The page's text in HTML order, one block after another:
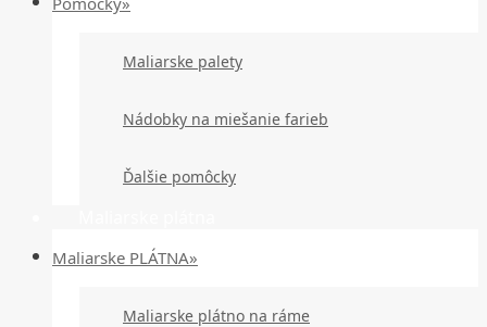
Maliarske palety
Nádobky na miešanie farieb
Ďalšie pomôcky
Maliarske PLÁTNA»
Maliarske plátno na ráme